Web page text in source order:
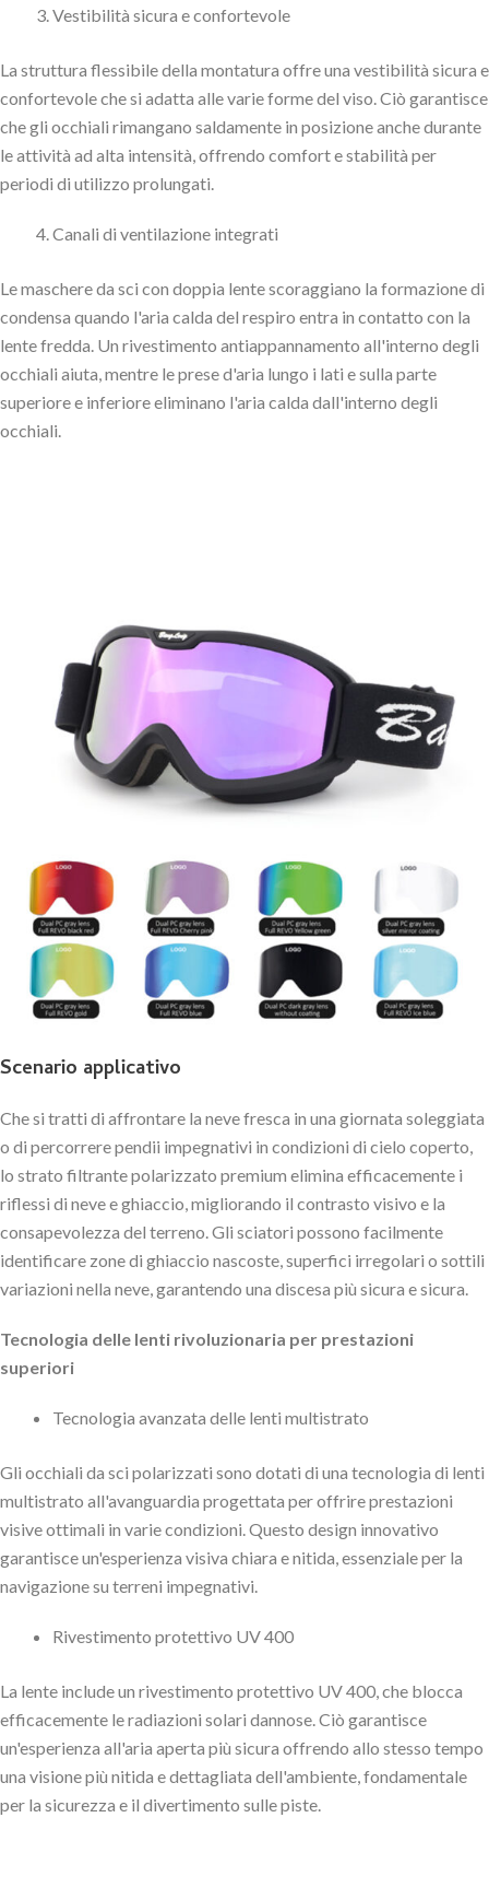
Vestibilità sicura e confortevole
La struttura flessibile della montatura offre una vestibilità sicura e
confortevole che si adatta alle varie forme del viso. Ciò garantisce
che gli occhiali rimangano saldamente in posizione anche durante
le attività ad alta intensità, offrendo comfort e stabilità per
periodi di utilizzo prolungati.
Canali di ventilazione integrati
Le maschere da sci con doppia lente scoraggiano la formazione di
condensa quando l'aria calda del respiro entra in contatto con la
lente fredda. Un rivestimento antiappannamento all'interno degli
occhiali aiuta, mentre le prese d'aria lungo i lati e sulla parte
superiore e inferiore eliminano l'aria calda dall'interno degli
occhiali.
Scenario applicativo
Che si tratti di affrontare la neve fresca in una giornata soleggiata
o di percorrere pendii impegnativi in ​​condizioni di cielo coperto,
lo strato filtrante polarizzato premium elimina efficacemente i
riflessi di neve e ghiaccio, migliorando il contrasto visivo e la
consapevolezza del terreno. Gli sciatori possono facilmente
identificare zone di ghiaccio nascoste, superfici irregolari o sottili
variazioni nella neve, garantendo una discesa più sicura e sicura.
Tecnologia delle lenti rivoluzionaria per prestazioni
superiori
Tecnologia avanzata delle lenti multistrato
Gli occhiali da sci polarizzati sono dotati di una tecnologia di lenti
multistrato all'avanguardia progettata per offrire prestazioni
visive ottimali in varie condizioni. Questo design innovativo
garantisce un'esperienza visiva chiara e nitida, essenziale per la
navigazione su terreni impegnativi.
Rivestimento protettivo UV 400
La lente include un rivestimento protettivo UV 400, che blocca
efficacemente le radiazioni solari dannose. Ciò garantisce
un'esperienza all'aria aperta più sicura offrendo allo stesso tempo
una visione più nitida e dettagliata dell'ambiente, fondamentale
per la sicurezza e il divertimento sulle piste.